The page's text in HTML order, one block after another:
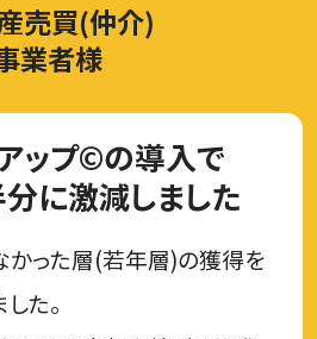
売買(仲介)
業者様
ップ©の導入で
に激減しました
かった層(若年層)の獲得を
た。